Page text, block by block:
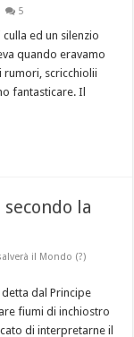
5
culla ed un silenzio
quando eravamo
rumori, scricchiolii
fantasticare. Il
secondo la
il Mondo (?)
detta dal Principe
fiumi di inchiostro
di interpretarne il